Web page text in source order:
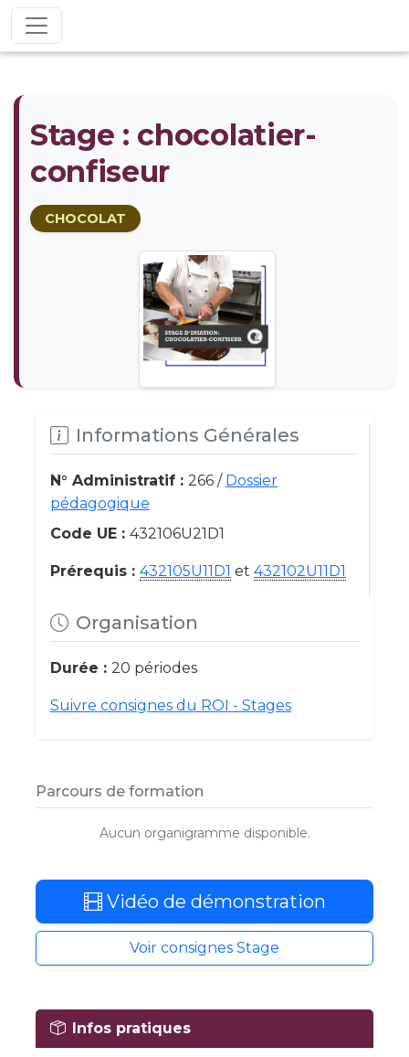
Stage : chocolatier-
confiseur
CHOCOLAT
Informations Générales
N° Administratif : 266 / Dossier
pédagogique
Code UE : 432106U21D1
Prérequis : 432105U11D1 et 432102U11D1
Organisation
Durée : 20 périodes
Suivre consignes du ROI - Stages
Parcours de formation
Aucun organigramme disponible.
Vidéo de démonstration
Voir consignes Stage
Infos pratiques